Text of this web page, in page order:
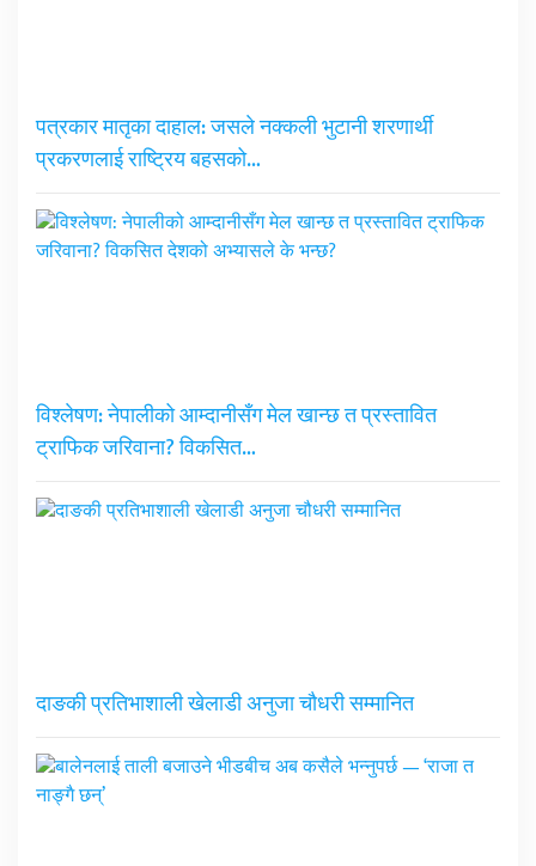
पत्रकार मातृका दाहाल: जसले नक्कली भुटानी शरणार्थी
प्रकरणलाई राष्ट्रिय बहसको…
विश्लेषण: नेपालीको आम्दानीसँग मेल खान्छ त प्रस्तावित
ट्राफिक जरिवाना? विकसित…
दाङकी प्रतिभाशाली खेलाडी अनुजा चौधरी सम्मानित